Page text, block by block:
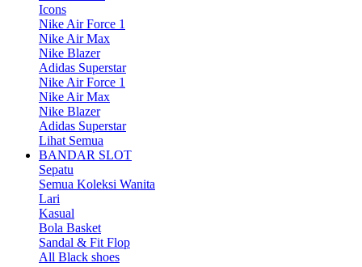
Icons
Nike Air Force 1
Nike Air Max
Nike Blazer
Adidas Superstar
Nike Air Force 1
Nike Air Max
Nike Blazer
Adidas Superstar
Lihat Semua
BANDAR SLOT
Sepatu
Semua Koleksi Wanita
Lari
Kasual
Bola Basket
Sandal & Fit Flop
All Black shoes